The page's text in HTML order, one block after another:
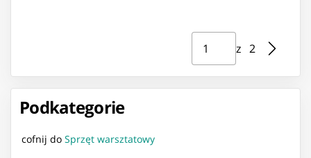
Podkategorie
cofnij do Sprzęt warsztatowy
Strona ⁨1⁩ z ⁨2⁩
z ⁨2⁩
Przejdź do strony